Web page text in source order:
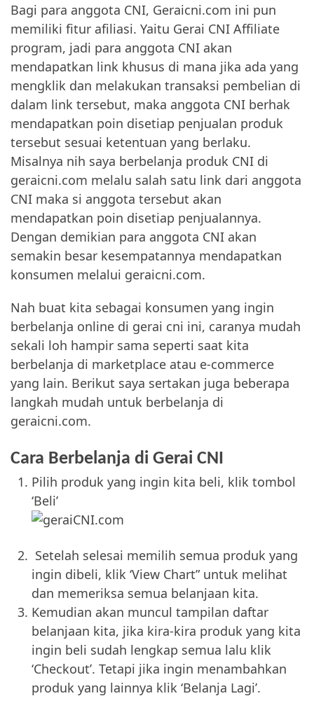
Bagi para anggota CNI, Geraicni.com ini pun
memiliki fitur afiliasi. Yaitu Gerai CNI Affiliate
program, jadi para anggota CNI akan
mendapatkan link khusus di mana jika ada yang
mengklik dan melakukan transaksi pembelian di
dalam link tersebut, maka anggota CNI berhak
mendapatkan poin disetiap penjualan produk
tersebut sesuai ketentuan yang berlaku.
Misalnya nih saya berbelanja produk CNI di
geraicni.com melalu salah satu link dari anggota
CNI maka si anggota tersebut akan
mendapatkan poin disetiap penjualannya.
Dengan demikian para anggota CNI akan
semakin besar kesempatannya mendapatkan
konsumen melalui geraicni.com.
Nah buat kita sebagai konsumen yang ingin
berbelanja online di gerai cni ini, caranya mudah
sekali loh hampir sama seperti saat kita
berbelanja di marketplace atau e-commerce
yang lain. Berikut saya sertakan juga beberapa
langkah mudah untuk berbelanja di
geraicni.com.
Cara Berbelanja di Gerai CNI
Pilih produk yang ingin kita beli, klik tombol
‘Beli’
Setelah selesai memilih semua produk yang
ingin dibeli, klik ‘View Chart” untuk melihat
dan memeriksa semua belanjaan kita.
Kemudian akan muncul tampilan daftar
belanjaan kita, jika kira-kira produk yang kita
ingin beli sudah lengkap semua lalu klik
‘Checkout’. Tetapi jika ingin menambahkan
produk yang lainnya klik ‘Belanja Lagi’.